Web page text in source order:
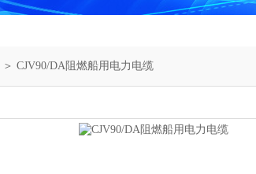
＞ CJV90/DA阻燃船用电力电缆